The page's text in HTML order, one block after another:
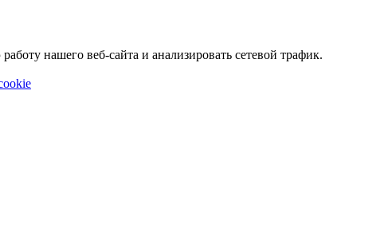
нашего веб-сайта и анализировать сетевой трафик.